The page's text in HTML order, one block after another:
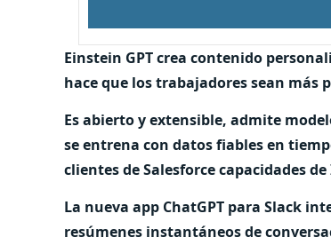
Einstein GPT crea contenido
hace que los trabajadores sean más
Es abierto y extensible, admite
se entrena con datos fiables en
clientes de Salesforce capacidades
La nueva app ChatGPT para Slack
resúmenes instantáneos de